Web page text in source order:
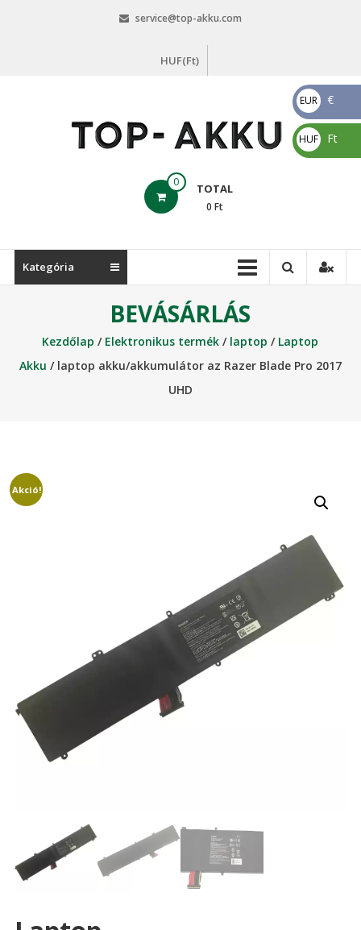
service@top-akku.com
HUF(Ft)
akku.com
0 TOTAL
0 Ft
Kategória
BEVÁSÁRLÁS
Kezdőlap / Elektronikus termék / laptop / Laptop
Akku / laptop akku/akkumulátor az Razer Blade Pro 2017
UHD
Akció!
EUR
€
€
HUF
Ft
Ft